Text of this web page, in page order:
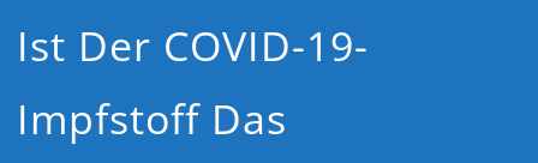
Ist Der COVID-19-
Impfstoff Das